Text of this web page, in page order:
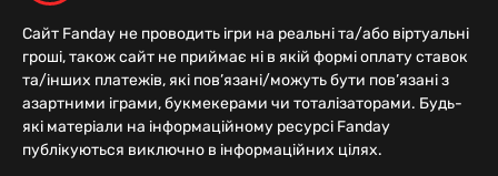
Сайт Fanday не проводить ігри на реальні та/або віртуальні
гроші, також сайт не приймає ні в якій формі оплату ставок
та/інших платежів, які пов’язані/можуть бути пов’язані з
азартними іграми, букмекерами чи тоталізаторами. Будь-
які матеріали на інформаційному ресурсі Fanday
публікуються виключно в інформаційних цілях.